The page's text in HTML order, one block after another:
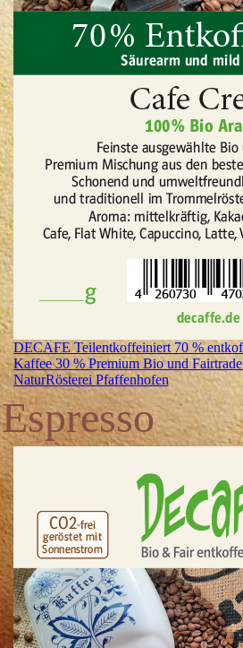
DECAFE Teilentkoffeiniert 70 %
Kaffee 30 % Premium Bio und
NaturRösterei Pfaffenhofen
Espresso